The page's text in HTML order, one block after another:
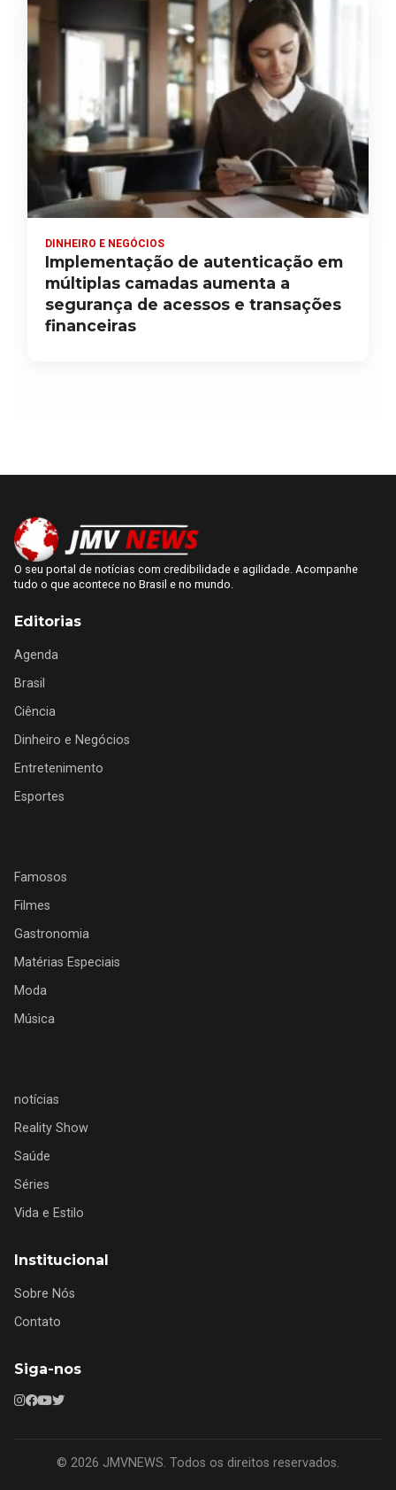
DINHEIRO E NEGÓCIOS
Implementação de autenticação em
múltiplas camadas aumenta a
segurança de acessos e transações
financeiras
O seu portal de notícias com credibilidade e agilidade. Acompanhe
tudo o que acontece no Brasil e no mundo.
Editorias
Agenda
Brasil
Ciência
Dinheiro e Negócios
Entretenimento
Esportes
Famosos
Filmes
Gastronomia
Matérias Especiais
Moda
Música
notícias
Reality Show
Saúde
Séries
Vida e Estilo
Institucional
Sobre Nós
Contato
Siga-nos
© 2026 JMVNEWS. Todos os direitos reservados.